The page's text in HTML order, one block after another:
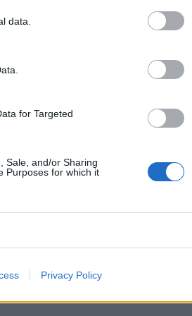
data.
for Targeted
Sale, and/or Sharing
Purposes for which it
Privacy Policy
šteje. Otroci, ki pa to
na obali, so organizatorji
s čimer so presegli vse
evrov, je to seveda zelo
če so iz Ljubljane do
tisoč otrok," je dodal Vodušek.